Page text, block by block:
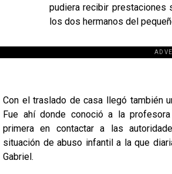
pudiera recibir prestaciones
los dos hermanos del
Con el traslado de casa llegó también
Fue ahí donde conoció a la
primera en contactar a las
situación de abuso infantil a la que
Gabriel.